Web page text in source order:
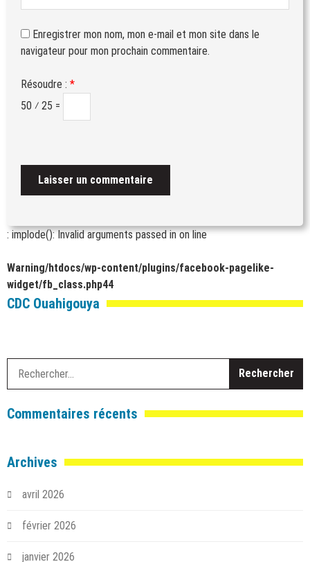
Enregistrer mon nom, mon e-mail et mon site dans le
navigateur pour mon prochain commentaire.
Résoudre : *
50 ⁄ 25 =
: implode(): Invalid arguments passed inon line
Warning/htdocs/wp-content/plugins/facebook-pagelike-
widget/fb_class.php44
CDC Ouahigouya
Commentaires récents
Archives
avril 2026
février 2026
janvier 2026